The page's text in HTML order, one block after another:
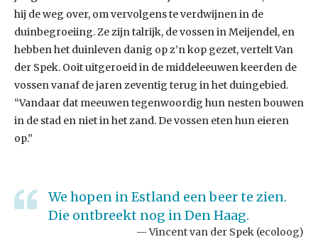
hij de weg over, om vervolgens te verdwijnen in de
duinbegroeiing. Ze zijn talrijk, de vossen in Meijendel, en
hebben het duinleven danig op z’n kop gezet, vertelt Van
der Spek. Ooit uitgeroeid in de middeleeuwen keerden de
vossen vanaf de jaren zeventig terug in het duingebied.
“Vandaar dat meeuwen tegenwoordig hun nesten bouwen
in de stad en niet in het zand. De vossen eten hun eieren
op.”
We hopen in Estland een beer te zien.
Die ontbreekt nog in Den Haag.
Vincent van der Spek (ecoloog)